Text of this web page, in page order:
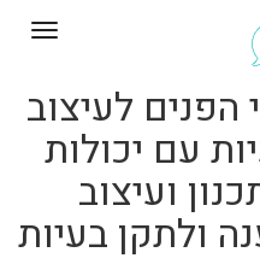
הפנים לעיצוב
עם יכולות
ועיצוב
ולתקן בעיות